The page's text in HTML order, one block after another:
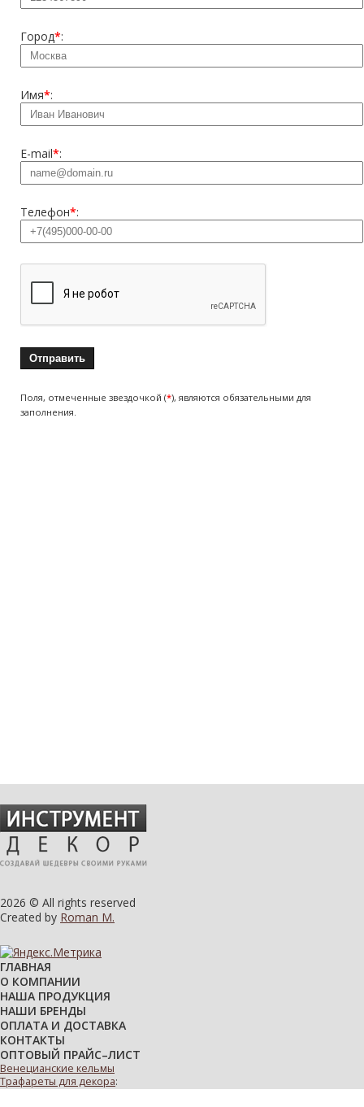
2026 © All rights reserved
Created by Roman M.
ГЛАВНАЯ
О КОМПАНИИ
НАША ПРОДУКЦИЯ
НАШИ БРЕНДЫ
ОПЛАТА И ДОСТАВКА
КОНТАКТЫ
ОПТОВЫЙ ПРАЙС–ЛИСТ
Венецианские кельмы
Трафареты для декора:
Город*:
Имя*:
E-mail*:
Телефон*:
Поля, отмеченные звездочкой (*), являются обязательными для
заполнения.